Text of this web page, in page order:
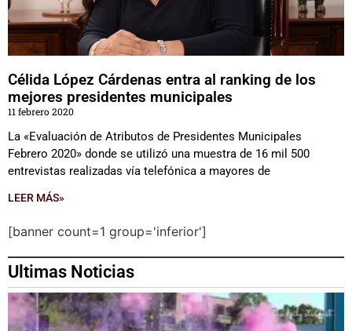
Célida López Cárdenas entra al ranking de los
mejores presidentes municipales
11 febrero 2020
La «Evaluación de Atributos de Presidentes Municipales
Febrero 2020» donde se utilizó una muestra de 16 mil 500
entrevistas realizadas vía telefónica a mayores de
LEER MÁS»
[banner count=1 group='inferior']
Ultimas Noticias